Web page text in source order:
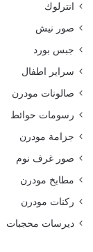
انترلوك
صور نيش
جبس بورد
سراير اطفال
صالونات مودرن
رسومات حوائط
جزامة مودرن
صور غرف نوم
مطابخ مودرن
ركنات مودرن
ديرسات محجبات